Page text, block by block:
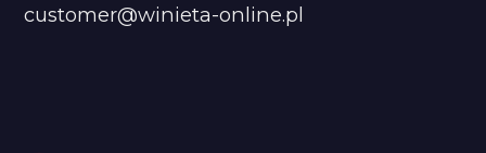
customer@winieta-online.pl